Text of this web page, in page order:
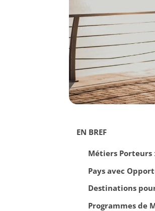
EN BREF
Métiers Porteurs
Pays avec
Destinations
Programmes de